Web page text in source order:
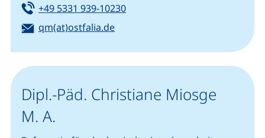
Tel:
+49 5331 939-10230(startet einen Telefonanruf,
E-Mail:
qm(at)ostfalia.de(öffnet Ihr E-Mail-Programm)
Dipl.-Päd. Christiane Miosge
M. A.